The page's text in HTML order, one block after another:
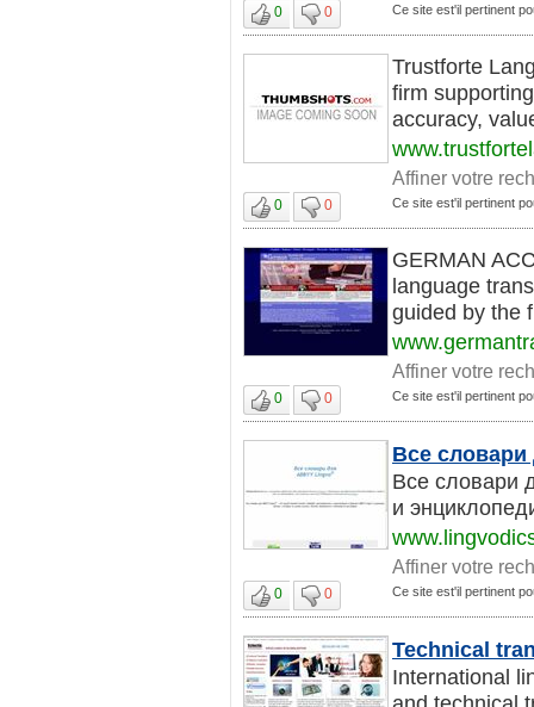
0 0 Ce site est'il pertinent
Trustforte
firm
accuracy,
Affiner votre
0 0 Ce site est'il pertinent
GERMAN
language
guided by the
Affiner votre
0 0 Ce site est'il pertinent
Все
Все словари
и
Affiner votre
0 0 Ce site est'il pertinent
Technical
International